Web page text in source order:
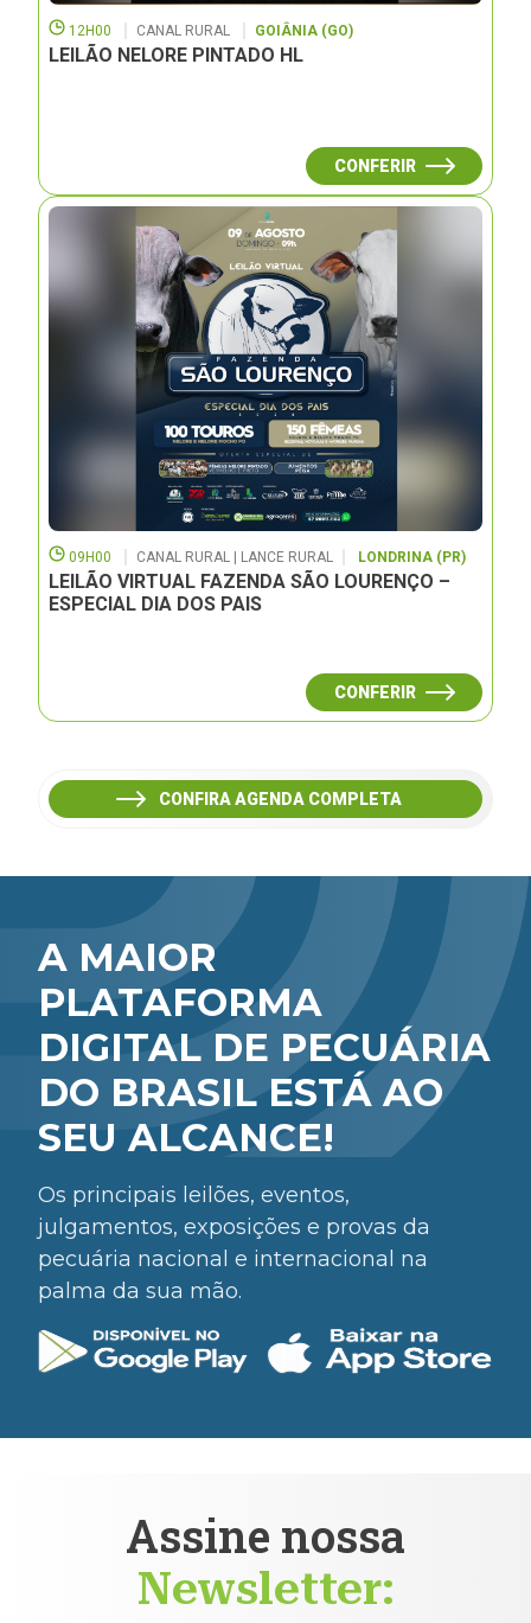
12H00 CANAL RURAL GOIÂNIA (GO)
LEILÃO NELORE PINTADO HL
CONFERIR
09H00 CANAL RURAL | LANCE RURAL LONDRINA (PR)
LEILÃO VIRTUAL FAZENDA SÃO LOURENÇO –
ESPECIAL DIA DOS PAIS
CONFERIR
CONFIRA AGENDA COMPLETA
A MAIOR
PLATAFORMA
DIGITAL DE PECUÁRIA
DO BRASIL ESTÁ AO
SEU ALCANCE!
Os principais leilões, eventos,
julgamentos, exposições e provas da
pecuária nacional e internacional na
palma da sua mão.
Assine nossa
Newsletter: